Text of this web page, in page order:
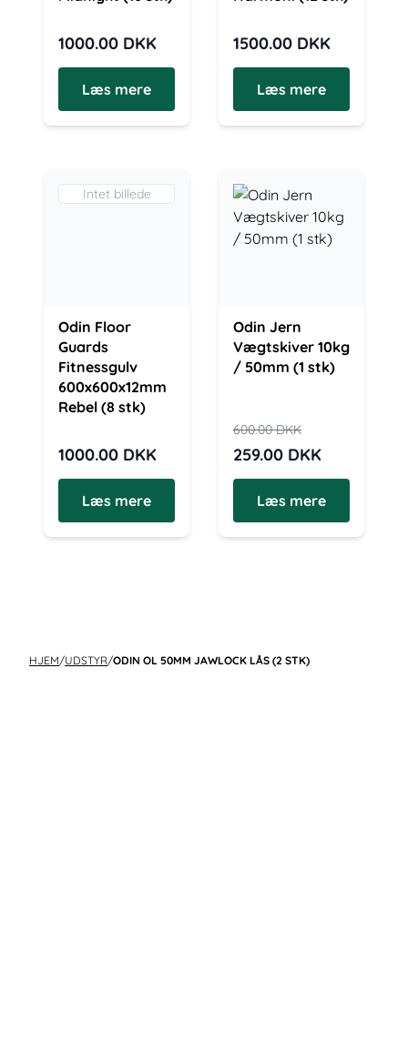
1000.00 DKK
Læs mere
1500.00 DKK
Læs mere
Intet billede
Odin Floor
Guards
Fitnessgulv
600x600x12mm
Rebel (8 stk)
1000.00 DKK
Læs mere
Odin Jern
Vægtskiver 10kg
/ 50mm (1 stk)
600.00DKK
259.00 DKK
Læs mere
HJEM/UDSTYR/ODIN OL 50MM JAWLOCK LÅS (2 STK)